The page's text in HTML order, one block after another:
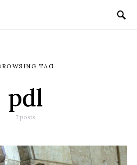
TAG
pdl
7 posts